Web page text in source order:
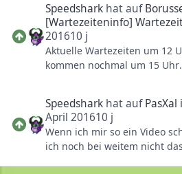
Bunte Auswahl 8,50 €
2 Brötchen, 1 Brezel, Butter,
2 Scheiben Käse,
1 x Honig, 1 Ei , 1 O-Saft und
nach Wahl.
Es gibt dann noch das
Käsespezialitäten oder das
Speedshark hat auf
[Wartezeiteninfo]
201610 j
Aktuelle Wartezeiten um 12
kommen nochmal um 15 Uhr
Speedshark hat aufPasXal
April 201610 j
Wenn ich mir so ein Video
ich noch bei weitem nicht